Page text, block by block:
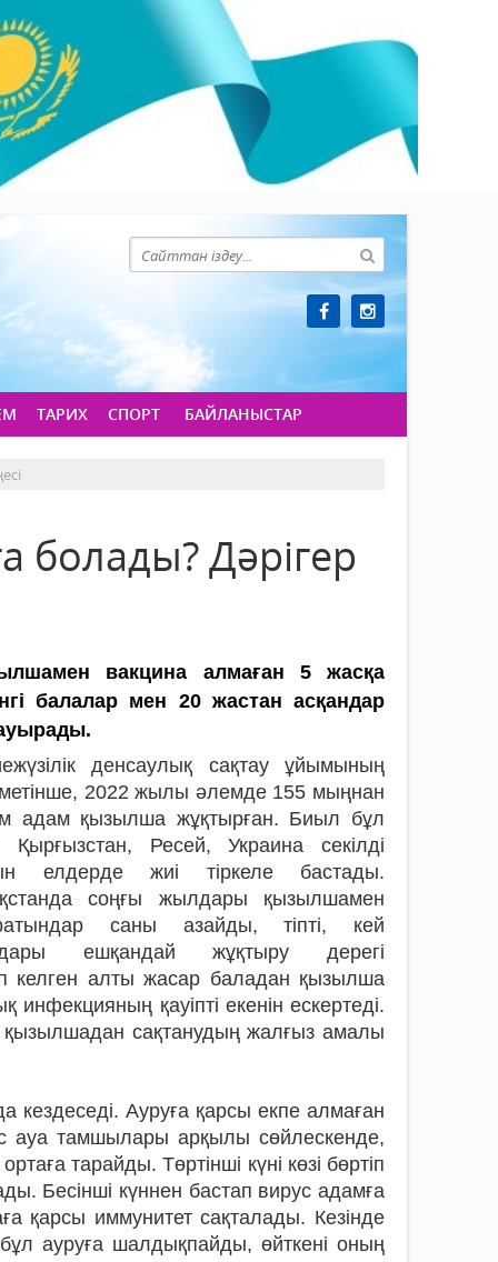
ТАРИХ СПОРТ БАЙЛАНЫСТАР
болады? Дәрігер
вакцина алмаған 5 жасқа
балалар мен 20 жастан асқандар
денсаулық сақтау ұйымының
2022 жылы әлемде 155 мыңнан
адам қызылша жұқтырған. Биыл бұл
Қырғызстан, Ресей, Украина секілді
елдерде жиі тіркеле бастады.
соңғы жылдары қызылшамен
саны азайды, тіпті, кей
ешқандай жұқтыру дерегі
келген алты жасар баладан қызылша
қауіпті екенін ескертеді.
сақтанудың жалғыз амалы
Ауруға қарсы екпе алмаған
ауа тамшылары арқылы сөйлескенде,
тарайды. Төртінші күні көзі бөртіп
Бесінші күннен бастап вирус адамға
қарсы иммунитет сақталады. Кезінде
ауруға шалдықпайды, өйткені оның